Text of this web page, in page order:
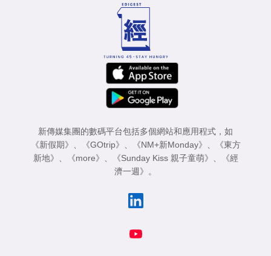
新傳媒集團的數碼平台包括多個網站和應用程式，如
《新假期》 、 《GOtrip》 、 《NM+新Monday》 、
《東方
新地》 、 《more》 、 《Sunday Kiss 親子童萌》 、
《經
濟一週》 。